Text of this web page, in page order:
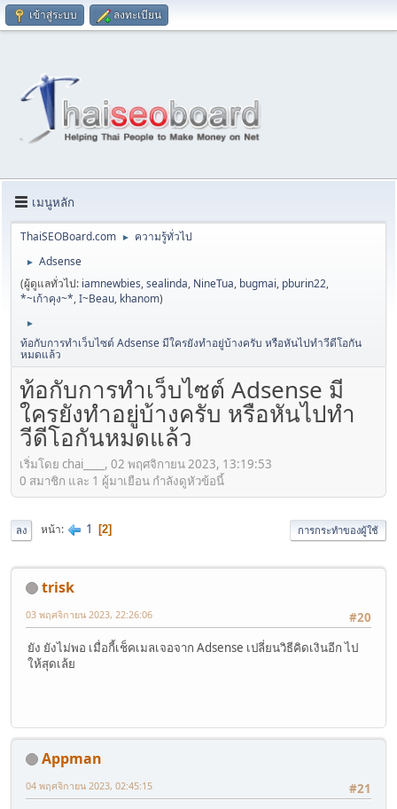
เข้าสู่ระบบ ลงทะเบียน
เมนูหลัก
ThaiSEOBoard.com ► ความรู้ทั่วไป
►
Adsense
(ผู้ดูแลทั่วไป: iamnewbies,sealinda, NineTua, bugmai, pburin22,
*~เก้าคุง~*,I~Beau, khanom)
►
ท้อกับการทำเว็บไซต์ Adsense มีใครยังทำอยู่บ้างครับ หรือหันไปทำวีดีโอกัน
หมดแล้ว
ท้อกับการทำเว็บไซต์ Adsense มี
ใครยังทำอยู่บ้างครับ หรือหันไปทำ
วีดีโอกันหมดแล้ว
เริ่มโดย chai____, 02 พฤศจิกายน 2023, 13:19:53
0 สมาชิก และ 1 ผู้มาเยือน กำลังดูหัวข้อนี้
ลง หน้า 1 2 การกระทำของผู้ใช้
trisk
#20
03 พฤศจิกายน 2023, 22:26:06
ยัง ยังไม่พอ เมื่อกี้เช็คเมลเจอจาก Adsense เปลี่ยนวิธีคิดเงินอีก ไป
ให้สุดเล้ย
Appman
#21
04 พฤศจิกายน 2023, 02:45:15